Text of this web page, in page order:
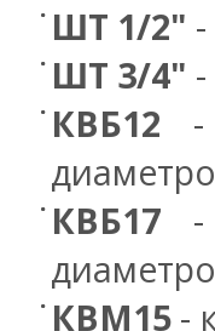
ШТ 1/2"
ШТ 3/4"
КВБ12 -
КВБ17
КВМ15 -